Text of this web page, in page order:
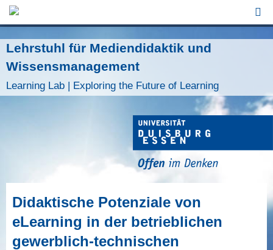
Lehrstuhl für Mediendidaktik und
Wissensmanagement
Learning Lab | Exploring the Future of Learning
Didaktische Potenziale von
eLearning in der betrieblichen
gewerblich-technischen